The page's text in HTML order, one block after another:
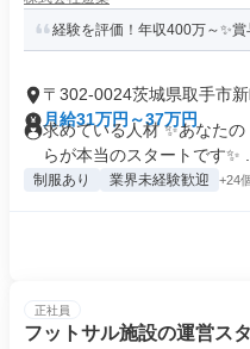
経験を評価！年収400万～✨
〒302-0024茨城県取手市
月給31万円～37万円
求めている人材 ✨あなた
らが本当のスタートです✨ ...
制服あり 業界未経験歓迎 +24
正社員
フットサル施設の運営ス